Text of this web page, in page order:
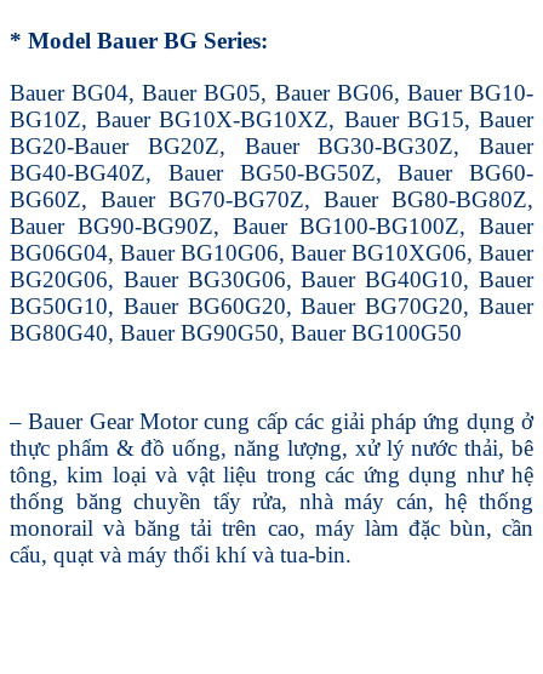
* Model Bauer BG Series:
Bauer BG04, Bauer BG05, Bauer BG06, Bauer BG10-
BG10Z, Bauer BG10X-BG10XZ, Bauer BG15, Bauer
BG20-Bauer BG20Z, Bauer BG30-BG30Z, Bauer
BG40-BG40Z, Bauer BG50-BG50Z, Bauer BG60-
BG60Z, Bauer BG70-BG70Z, Bauer BG80-BG80Z,
Bauer BG90-BG90Z, Bauer BG100-BG100Z, Bauer
BG06G04, Bauer BG10G06, Bauer BG10XG06, Bauer
BG20G06, Bauer BG30G06, Bauer BG40G10, Bauer
BG50G10, Bauer BG60G20, Bauer BG70G20, Bauer
BG80G40, Bauer BG90G50, Bauer BG100G50
– Bauer Gear Motor cung cấp các giải pháp ứng dụng ở
thực phẩm & đồ uống, năng lượng, xử lý nước thải, bê
tông, kim loại và vật liệu trong các ứng dụng như hệ
thống băng chuyền tẩy rửa, nhà máy cán, hệ thống
monorail và băng tải trên cao, máy làm đặc bùn, cần
cẩu, quạt và máy thổi khí và tua-bin.